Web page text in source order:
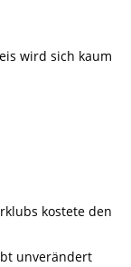
wird sich kaum
kostete den
unverändert